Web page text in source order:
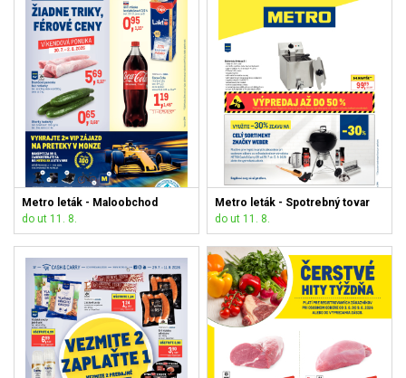
Metro leták - Maloobchod
do ut 11. 8.
Metro leták - Spotrebný tovar
do ut 11. 8.